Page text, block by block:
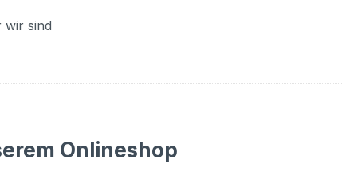
wir sind
Onlineshop